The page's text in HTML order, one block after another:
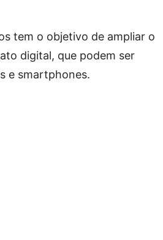
tem o objetivo de ampliar o
digital, que podem ser
e smartphones.